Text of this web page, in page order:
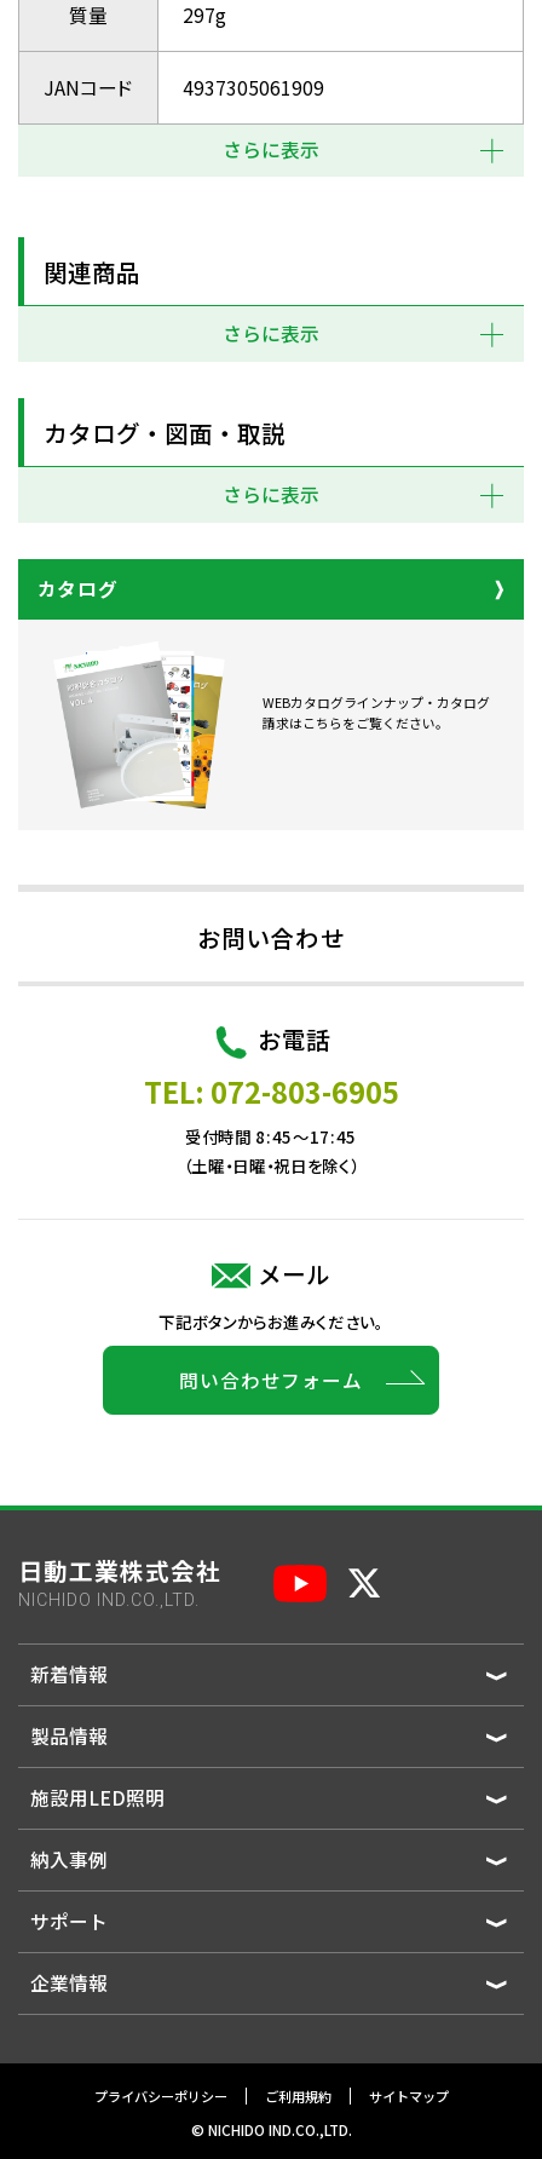
質量 297g
JANコード 4937305061909
さらに表示
関連商品
さらに表示
カタログ・図面・取説
さらに表示
カタログ
WEBカタログラインナップ・カタログ
請求はこちらをご覧ください。
お問い合わせ
お電話
TEL: 072-803-6905
受付時間 8:45～17:45
（土曜・日曜・祝日を除く）
メール
下記ボタンからお進みください。
問い合わせフォーム
日動工業株式会社
NICHIDO IND.CO.,LTD.
新着情報
製品情報
施設用LED照明
納入事例
サポート
企業情報
プライバシーポリシー ご利用規約 サイトマップ
© NICHIDO IND.CO.,LTD.